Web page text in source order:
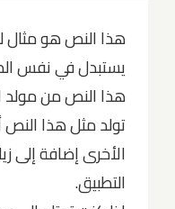
هذا النص هو
يستبدل في نفس
هذا النص من مولد
تولد مثل هذا
الأخرى إضافة إلى
التطبيق.